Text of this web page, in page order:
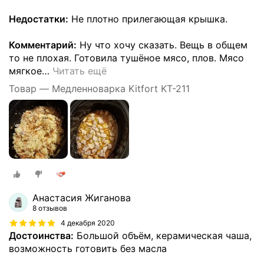
Недостатки: Не плотно прилегающая крышка.
Комментарий: Ну что хочу сказать. Вещь в общем
то не плохая. Готовила тушёное мясо, плов. Мясо
мягкое… Читать ещё
Товар — Медленноварка Kitfort KT-211
Анастасия Жиганова
8 отзывов
4 декабря 2020
Достоинства: Большой объём, керамическая чаша,
возможность готовить без масла